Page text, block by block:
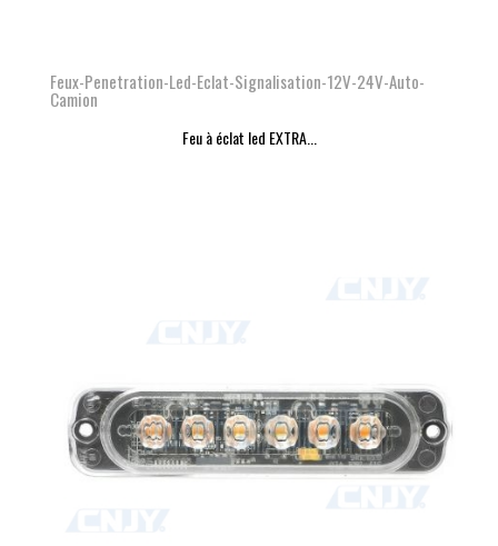
Feux-Penetration-Led-Eclat-Signalisation-12V-24V-Auto-
Camion
Feu à éclat led EXTRA...